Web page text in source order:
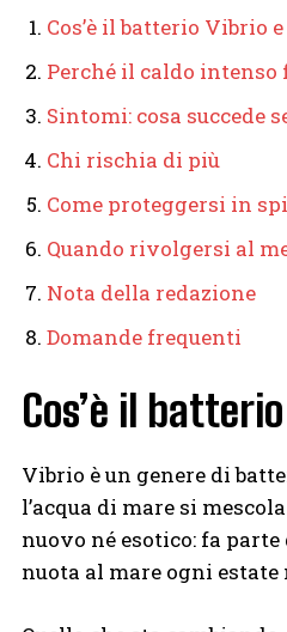
Cos’è il batterio Vibrio
Perché il caldo
Sintomi: cosa succede
Chi rischia di più
Come proteggersi in
Quando rivolgersi al
Nota della redazione
Domande frequenti
Cos’è il
Vibrio è un genere di
l’acqua di mare si
nuovo né esotico: fa
nuota al mare ogni